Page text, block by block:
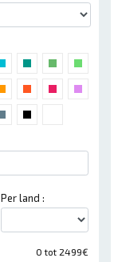
Per land :
0 tot 2499€